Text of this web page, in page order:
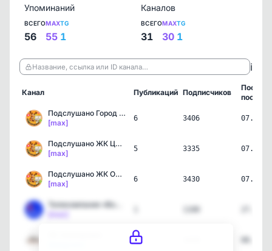
Упоминаний
ВСЕГО
56
MAX
55
TG
1
Каналов
ВСЕГО
31
MAX
30
TG
1
Название, ссылка или ID канала… ℹ️
Канал Публикаций Подписчиков
пост
Подслушано Город БОР | Н…
[max]
6 3406
Подслушано ЖК Цветы | Пр…
[max]
5 3335
Подслушано ЖК Окский Бер…
[max]
6 3430
1